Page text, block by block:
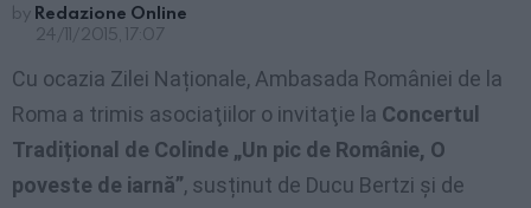
by Redazione Online
24/11/2015, 17:07
Cu ocazia Zilei Naționale, Ambasada României de la
Roma a trimis asociaţiilor o invitaţie la Concertul
Tradițional de Colinde „Un pic de Românie, O
poveste de iarnă”, susținut de Ducu Bertzi și de